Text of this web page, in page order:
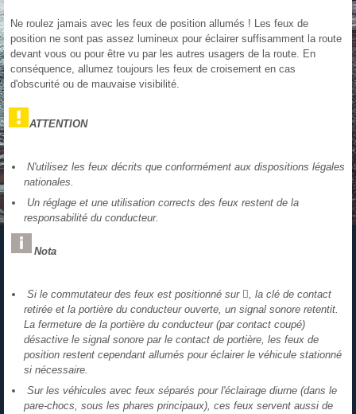
Ne roulez jamais avec les feux de position allumés ! Les feux de
position ne sont pas assez lumineux pour éclairer suffisamment la route
devant vous ou pour être vu par les autres usagers de la route. En
conséquence, allumez toujours les feux de croisement en cas
d'obscurité ou de mauvaise visibilité.
ATTENTION
N'utilisez les feux décrits que conformément aux dispositions légales
nationales.
Un réglage et une utilisation corrects des feux restent de la
responsabilité du conducteur.
Nota
Si le commutateur des feux est positionné sur , la clé de contact
retirée et la portière du conducteur ouverte, un signal sonore retentit.
La fermeture de la portière du conducteur (par contact coupé)
désactive le signal sonore par le contact de portière, les feux de
position restent cependant allumés pour éclairer le véhicule stationné
si nécessaire.
Sur les véhicules avec feux séparés pour l'éclairage diurne (dans le
pare-chocs, sous les phares principaux), ces feux servent aussi de